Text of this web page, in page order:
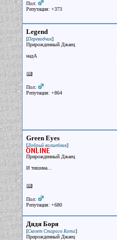
Пол:
Репутация: +373
Legend
[Переводчик]
Прирожденный Джаец
надА
Пол:
Репутация: +864
Green Eyes
[Добрый волшебник]
Прирожденный Джаец
И тишина...
Пол:
Репутация: +680
Дядя Боря
[Скелет Старого Кота]
Прирожденный Джаец